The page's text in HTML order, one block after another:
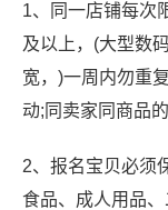
1、同一店铺每次
及以上，(大型数
宽，)一周内勿重
动;同卖家同商品
2、报名宝贝必须
食品、成人用品